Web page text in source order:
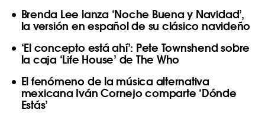
Brenda Lee lanza ‘Noche Buena y Navidad’,
la versión en español de su clásico navideño
‘El concepto está ahí’: Pete Townshend sobre
la caja ‘Life House’ de The Who
El fenómeno de la música alternativa
mexicana Iván Cornejo comparte ‘Dónde
Estás’